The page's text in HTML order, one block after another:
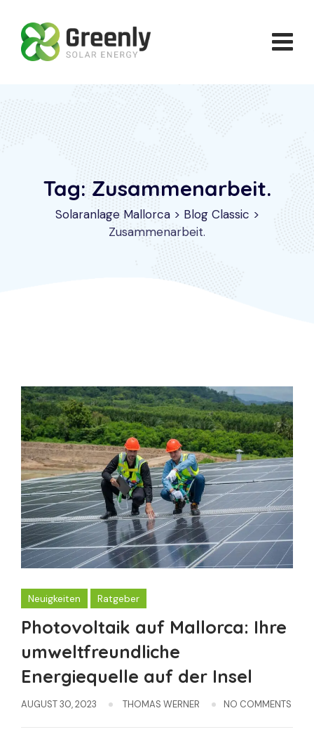
content
Tag: Zusammenarbeit.
Solaranlage Mallorca> Blog Classic >
Zusammenarbeit.
Neuigkeiten Ratgeber
Photovoltaik auf Mallorca: Ihre
umweltfreundliche
Energiequelle auf der Insel
AUGUST 30, 2023 THOMAS WERNER NO COMMENTS